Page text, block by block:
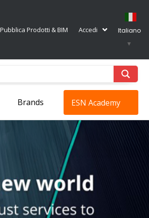
Pubblica Prodotti & BIM Accedi
Italiano
▼
Brands ESN Academy